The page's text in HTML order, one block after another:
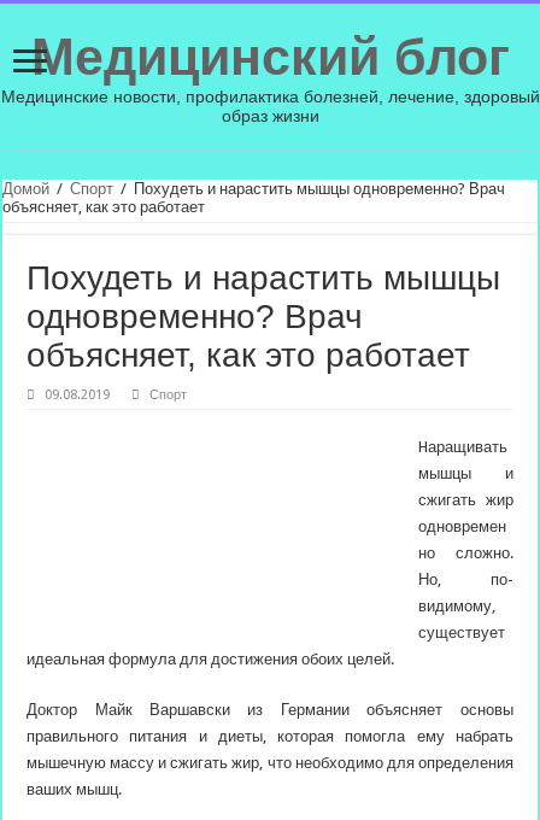
Медицинский блог
Медицинские новости, профилактика болезней, лечение, здоровый
образ жизни
Домой / Спорт / Похудеть и нарастить мышцы одновременно? Врач
объясняет, как это работает
Похудеть и нарастить мышцы
одновременно? Врач
объясняет, как это работает
09.08.2019 Спорт
Hаращивать
мышцы и
сжигать жир
одновремен
но сложно.
Но, по-
видимому,
существует
идеальная формула для достижения обоих целей.
Доктор Майк Варшавски из Германииобъясняет основы
правильного питания и диеты, которая помогла ему набрать
мышечную массу и сжигать жир, что необходимо для определения
ваших мышц.